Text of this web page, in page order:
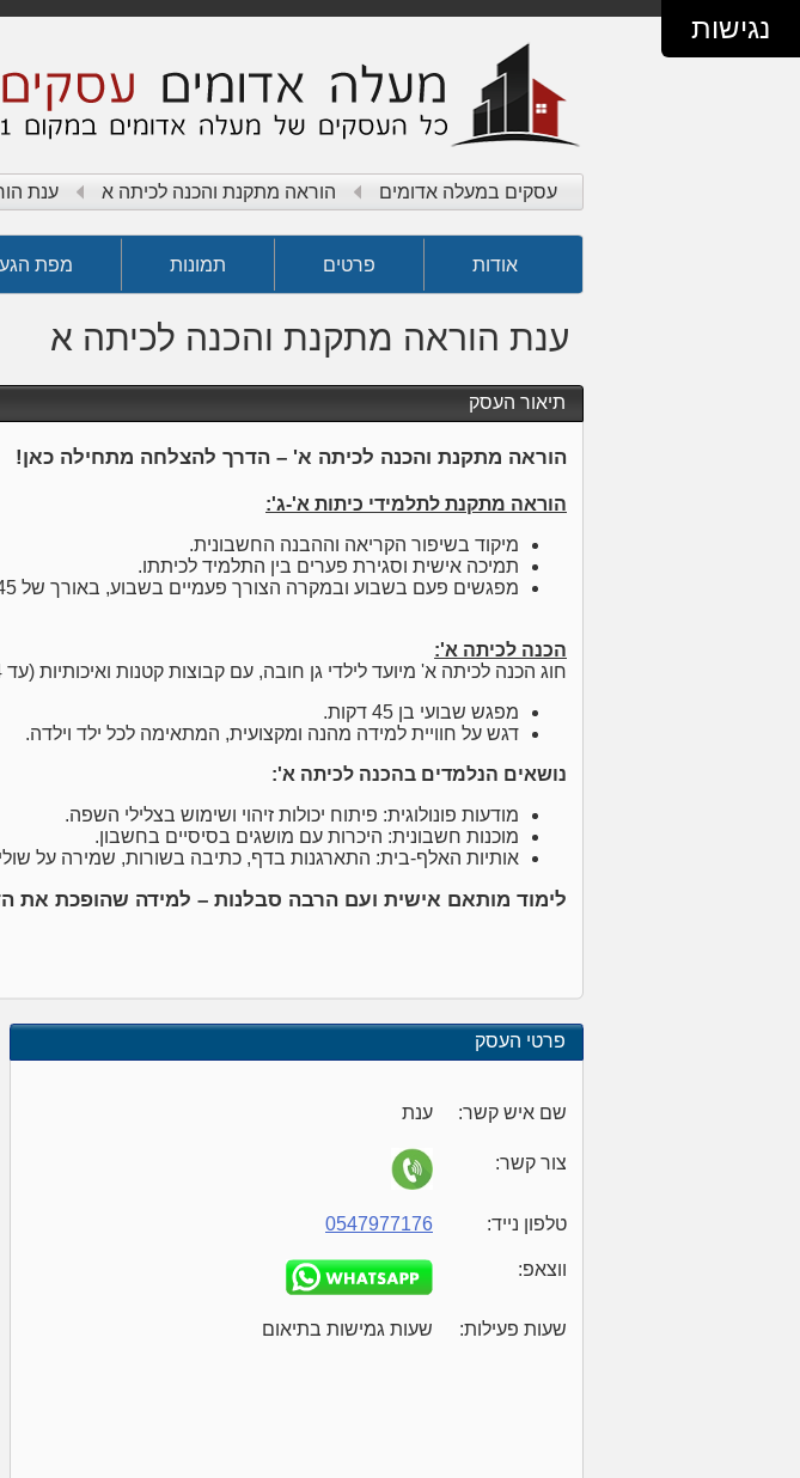
נגישות
עסקים במעלה אדומים הוראה מתקנת והכנה לכיתה א ענת
אודות פרטים תמונות מפת
ענת הוראה מתקנת והכנה לכיתה א
תיאור העסק
הוראה מתקנת והכנה לכיתה א' – הדרך להצלחה מתחילה כאן!
הוראה מתקנת לתלמידי כיתות א'-ג':
מיקוד בשיפור הקריאה וההבנה החשבונית.
תמיכה אישית וסגירת פערים בין התלמיד לכיתתו.
מפגשים פעם בשבוע ובמקרה הצורך פעמיים בשבוע, באורך של 45 דקות עד שעה.
הכנה לכיתה א':
חוג הכנה לכיתה א' מיועד לילדי גן חובה, עם קבוצות קטנות ואיכותיות (עד 4 תלמידים בקבוצה).
מפגש שבועי בן 45 דקות.
דגש על חוויית למידה מהנה ומקצועית, המתאימה לכל ילד וילדה.
נושאים הנלמדים בהכנה לכיתה א':
מודעות פונולוגית: פיתוח יכולות זיהוי ושימוש בצלילי השפה.
מוכנות חשבונית: היכרות עם מושגים בסיסיים בחשבון.
אותיות האלף-בית: התארגנות בדף, כתיבה בשורות, שמירה על
לימוד מותאם אישית ועם הרבה סבלנות – למידה שהופכת את
פרטי העסק
שם איש קשר: ענת
צור קשר:
טלפון נייד: 0547977176
ווצאפ:
שעות פעילות: שעות גמישות בתיאום